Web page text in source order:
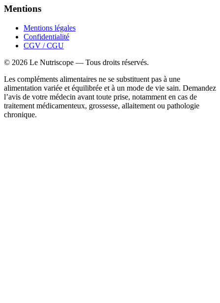
Mentions
Mentions légales
Confidentialité
CGV / CGU
© 2026 Le Nutriscope — Tous droits réservés.
Les compléments alimentaires ne se substituent pas à une
alimentation variée et équilibrée et à un mode de vie sain. Demandez
l’avis de votre médecin avant toute prise, notamment en cas de
traitement médicamenteux, grossesse, allaitement ou pathologie
chronique.